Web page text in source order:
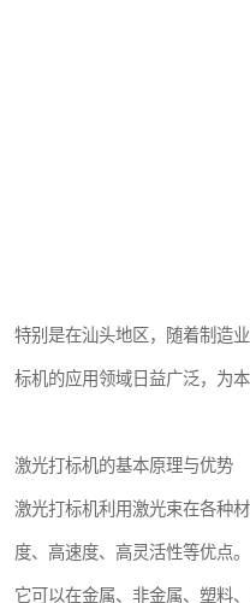
特别是在汕头地区，随着制造
标机的应用领域日益广泛，为
激光打标机的基本原理与优势
激光打标机利用激光束在各种
度、高速度、高灵活性等优点。
它可以在金属、非金属、塑料